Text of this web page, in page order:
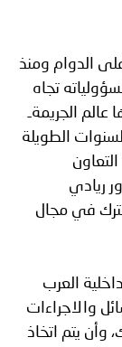
الدوام ومنذ
تجاه
الجريمةـ
الطويلة
ريادي
في مجال
العرب
والاجراءات
وأن يتم اتخاذ